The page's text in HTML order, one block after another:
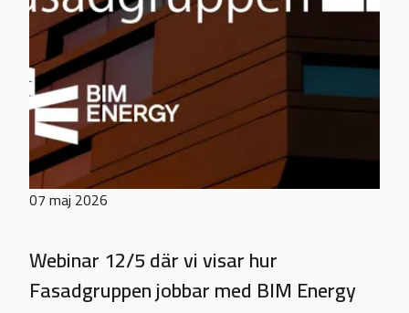
07 maj 2026
Webinar 12/5 där vi visar hur
Fasadgruppen jobbar med BIM Energy